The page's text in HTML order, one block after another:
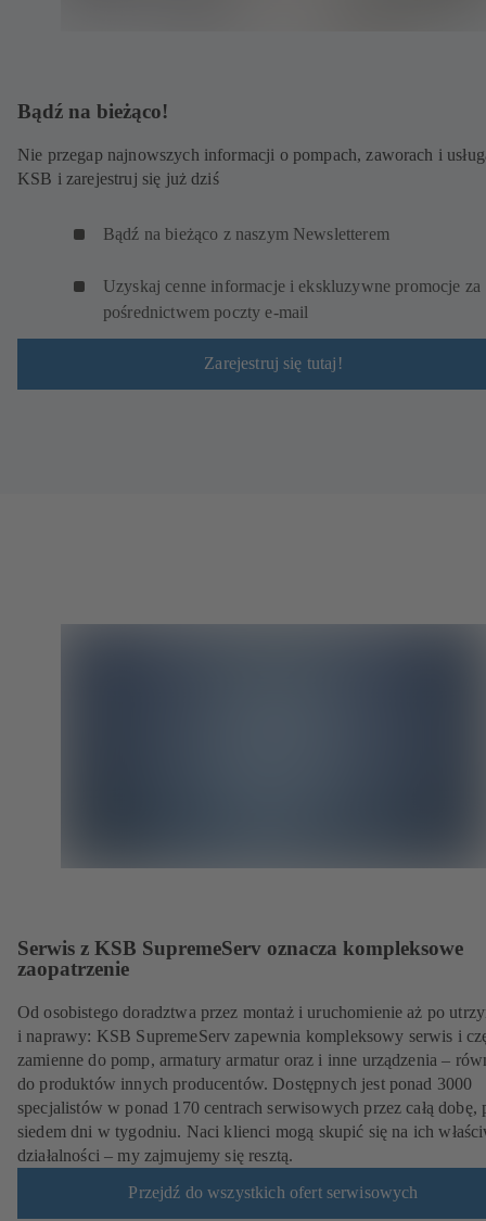
Bądź na bieżąco!
Nie przegap najnowszych informacji o pompach, zaworach i
KSB i zarejestruj się już dziś
Bądź na bieżąco z naszym Newsletterem
Uzyskaj cenne informacje i ekskluzywne promocje za
pośrednictwem poczty e-mail
Zarejestruj się tutaj!
Serwis z KSB SupremeServ oznacza kompleksowe
zaopatrzenie
Od osobistego doradztwa przez montaż i uruchomienie aż po
i naprawy: KSB SupremeServ zapewnia kompleksowy serwis i
zamienne do pomp, armatury armatur oraz i inne urządzenia –
do produktów innych producentów. Dostępnych jest ponad 3000
specjalistów w ponad 170 centrach serwisowych przez całą dobę,
siedem dni w tygodniu. Naci klienci mogą skupić się na ich
działalności – my zajmujemy się resztą.
Przejdź do wszystkich ofert serwisowych